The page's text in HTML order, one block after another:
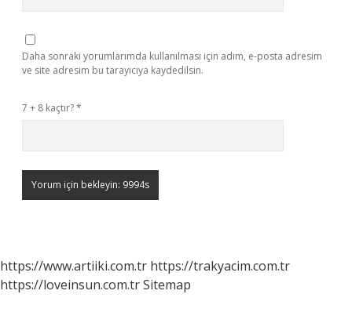
Daha sonraki yorumlarımda kullanılması için adım, e-posta adresim
ve site adresim bu tarayıcıya kaydedilsin.
7 + 8 kaçtır?*
https://www.artiiki.com.tr https://trakyacim.com.tr
https://loveinsun.com.trSitemap